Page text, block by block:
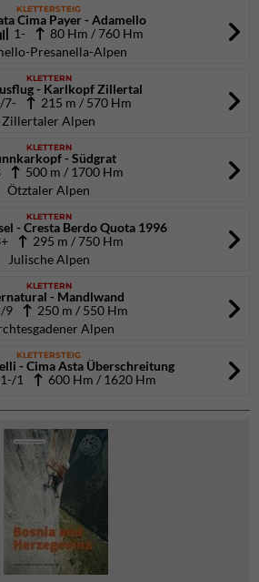
KLETTERSTEIG
Cima Payer - Adamello
1-
80 Hm / 760 Hm
Presanella-Alpen
KLETTERN
- Karlkopf Zillertal
7-
215 m / 570 Hm
Zillertaler Alpen
KLETTERN
- Südgrat
500 m / 1700 Hm
Ötztaler Alpen
KLETTERN
- Cresta Berdo Quota 1996
295 m / 750 Hm
Julische Alpen
KLETTERN
- Mandlwand
9
250 m / 550 Hm
Alpen
KLETTERSTEIG
- Cima Asta Überschreitung
1-/1 600 Hm / 1620 Hm